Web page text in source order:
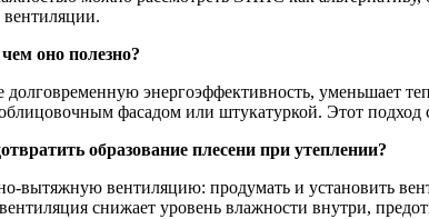
вентиляции.
оно полезно?
долговременную энергоэффективность, уменьшает
фасадом или штукатуркой. Этот
образование плесени при утеплении?
вентиляцию: продумать и установить
снижает уровень влажности внутри,